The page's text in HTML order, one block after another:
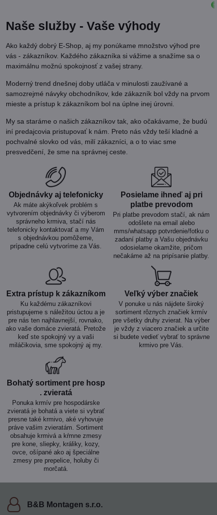
Naše služby - Vaše výhody
Ako každý dobrý E-Shop, aj my ponúkame množstvo výhod pre
vás - zákazníkov. Každého zákazníka si vážime a snažíme sa o
maximálnu možnú spokojnosť z vašej strany.
Moderný trend dnešnej doby utláča v minulosti zaužívané a
samozrejmé návyky obchodníkov, kde zákazník bol vždy na prvom
mieste a prístup k zákazníkom bol na úplne inej úrovni.
My sa staráme o našich zákazníkov tak, ako očakávame, že budú
iní predajcovia pristupovať k nám. Preto nás vždy teší kladné a
pochvalné slovko od vás, milí zákazníci, a o to viac sme
presvedčení, že sme na správnej ceste.
Objednávky aj telefonicky
Ak máte akýkoľvek problém s
vytvorením objednávky či výberom
správneho krmiva, stačí nás
telefonicky kontaktovať a my Vám
s objednávkou pomôžeme,
prípadne celú vytvoríme za Vás.
Posielame ihneď aj pri
platbe prevodom
Pri platbe prevodom stačí, ak nám
odošlete na email alebo
mms/whatsapp potvrdenie/fotku o
zadaní platby a Vašu objednávku
odosielame okamžite, pričom
nečakáme až na pripísanie platby.
Extra prístup k zákazníkom
Ku každému zákazníkovi
pristupujeme s náležitou úctou a je
pre nás ten najhlavnejší, rovnako,
ako vaše domáce zvieratá. Pretože
keď ste spokojný vy a vaši
miláčikovia, sme spokojný aj my.
Veľký výber značiek
V ponuke u nás nájdete široký
sortiment rôznych značiek krmív
pre všetky druhy zvierat. Na výber
je vždy z viacero značiek a určite
si budete vedieť vybrať to správne
krmivo pre Vás.
Bohatý sortiment pre hosp​
. zvieratá
Ponuka krmív pre hospodárske
zvieratá je bohatá a viete si vybrať
presne také krmivo, aké vyhovuje
práve vašim zvieratám. Sortiment
obsahuje krmivá a kŕmne zmesy
pre kone, sliepky, králiky, kozy,
ovce, ošípané ako aj špeciálne
zmesy pre prepelice, holuby či
morčatá.
B&B Montagen s​.r​.o​.